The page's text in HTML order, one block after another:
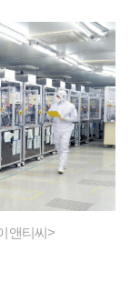
앤티씨>